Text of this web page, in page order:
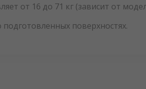
от 16 до 71 кг (зависит от
поверхностях.